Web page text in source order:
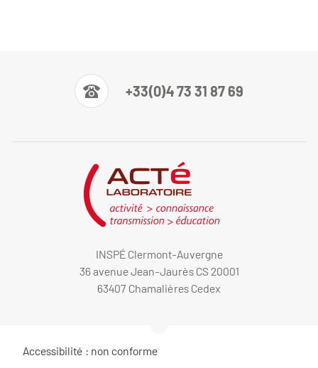
+33(0)4 73 31 87 69
INSPÉ Clermont-Auvergne
36 avenue Jean-Jaurès CS 20001
63407 Chamalières Cedex
Accessibilité : non conforme